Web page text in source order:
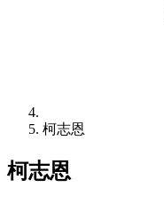
柯志恩
柯志恩